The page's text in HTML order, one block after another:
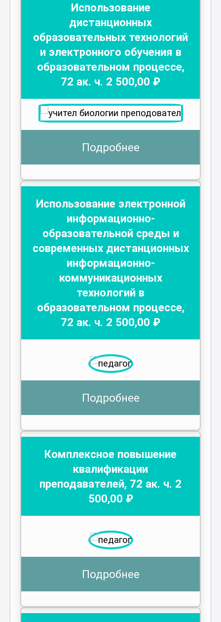
Использование
дистанционных
образовательных технологий
и электронного обучения в
образовательном процессе,
72 ак. ч. 2 500,00 ₽
Подробнее
Использование электронной
информационно-
образовательной среды и
современных дистанционных
информационно-
коммуникационных
технологий в
образовательном процессе,
72 ак. ч. 2 500,00 ₽
Подробнее
Комплексное повышение
квалификации
преподавателей, 72 ак. ч. 2
500,00 ₽
Подробнее